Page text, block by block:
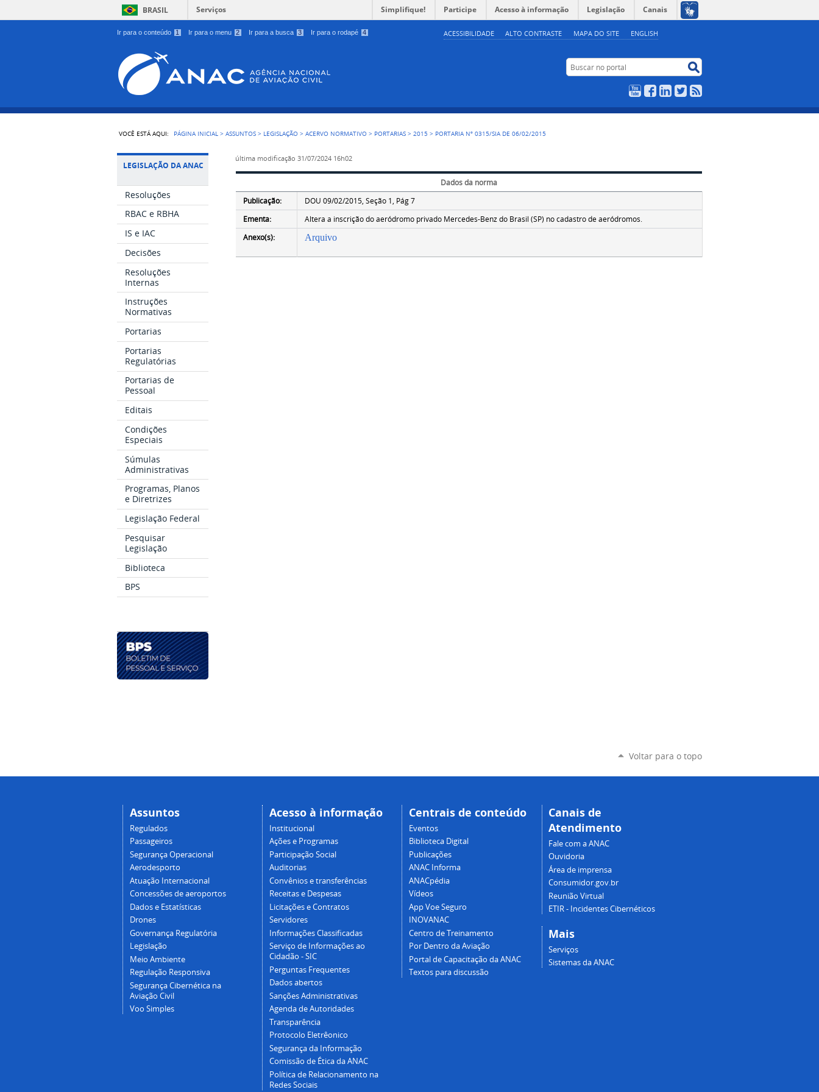
Ir para o conteúdo 1 Ir para o menu 2 Ir para a busca 3 Ir para o rodapé 4 ACESSIBILIDADE ALTO CONTRASTE MAPA DO SITE ENGLISH
BRASIL Serviços Simplifique! Participe Acesso à informação Legislação Canais
Buscar no portal
YouTubeFacebookLinkedIn
Twitter
VOCÊ ESTÁ AQUI: PÁGINA INICIAL >ASSUNTOS > LEGISLAÇÃO >ACERVO NORMATIVO > PORTARIAS >2015 > PORTARIA Nº 0315/SIA DE 06/02/2015
LEGISLAÇÃO DA ANAC
Resoluções
RBAC e RBHA
IS e IAC
Decisões
Resoluções
Internas
Instruções
Normativas
Portarias
Portarias
Regulatórias
Portarias de
Pessoal
Editais
Condições
Especiais
Súmulas
Administrativas
Programas, Planos
e Diretrizes
Legislação Federal
Pesquisar
Legislação
Biblioteca
BPS
última modificação 31/07/2024 16h02
Dados da norma
Publicação:
DOU 09/02/2015, Seção 1, Pág 7
Ementa:
Altera a inscrição do aeródromo privado Mercedes-Benz do Brasil (SP) no cadastro de aeródromos.
Anexo(s):
Arquivo
Voltar para o topo
Assuntos
Regulados
Passageiros
Segurança Operacional
Aerodesporto
Atuação Internacional
Concessões de aeroportos
Dados e Estatísticas
Drones
Governança Regulatória
Legislação
Meio Ambiente
Regulação Responsiva
Segurança Cibernética na
Aviação Civil
Voo Simples
Acesso à informação
Institucional
Ações e Programas
Participação Social
Auditorias
Convênios e transferências
Receitas e Despesas
Licitações e Contratos
Servidores
Informações Classificadas
Serviço de Informações ao
Cidadão - SIC
Perguntas Frequentes
Dados abertos
Sanções Administrativas
Agenda de Autoridades
Transparência
Protocolo Eletrêonico
Segurança da Informação
Comissão de Ética da ANAC
Política de Relacionamento na
Redes Sociais
Centrais de conteúdo
Eventos
Biblioteca Digital
Publicações
ANAC Informa
ANACpédia
Vídeos
App Voe Seguro
INOVANAC
Centro de Treinamento
Por Dentro da Aviação
Portal de Capacitação da ANAC
Textos para discussão
Canais de
Atendimento
Fale com a ANAC
Ouvidoria
Área de imprensa
Consumidor.gov.br
Reunião Virtual
ETIR - Incidentes Cibernéticos
Mais
Serviços
Sistemas da ANAC